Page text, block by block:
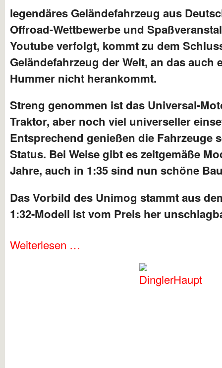
legendäres Geländefahrzeug aus
Offroad-Wettbewerbe und
Youtube verfolgt, kommt zu dem
Geländefahrzeug der Welt, an das auch
Hummer nicht herankommt.
Streng genommen ist das Universal-
Traktor, aber noch viel universeller
Entsprechend genießen die Fahrzeuge
Status. Bei Weise gibt es zeitgemäße
Jahre, auch in 1:35 sind nun schöne
Das Vorbild des Unimog stammt aus
1:32-Modell ist vom Preis her
Weiterlesen …